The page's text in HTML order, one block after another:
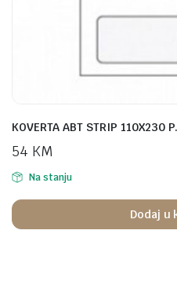
KOVERTA ABT STRIP 110X230
54 KM
Na stanju
Dodaj u